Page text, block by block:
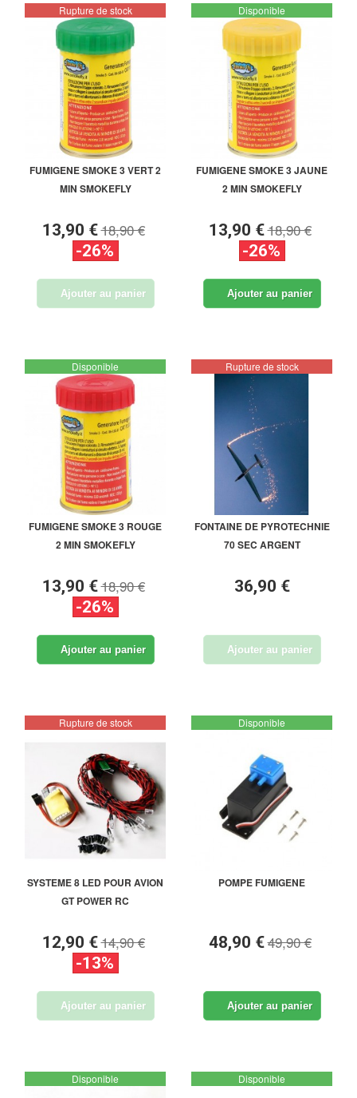
Rupture de stock
FUMIGENE SMOKE 3 VERT 2
MIN SMOKEFLY
13,90 €18,90 €
-26%
Ajouter au panier
Disponible
FUMIGENE SMOKE 3 JAUNE
2 MIN SMOKEFLY
13,90 €18,90 €
-26%
Ajouter au panier
Disponible
FUMIGENE SMOKE 3 ROUGE
2 MIN SMOKEFLY
13,90 €18,90 €
-26%
Ajouter au panier
Rupture de stock
FONTAINE DE PYROTECHNIE
70 SEC ARGENT
36,90 €
Ajouter au panier
Rupture de stock
SYSTEME 8 LED POUR AVION
GT POWER RC
12,90 €14,90 €
-13%
Ajouter au panier
Disponible
POMPE FUMIGENE
48,90 €49,90 €
Ajouter au panier
Disponible Disponible